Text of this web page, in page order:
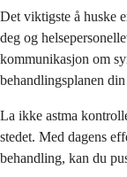
Det viktigste å huske
deg og
kommunikasjon om
behandlingsplanen
La ikke astma
stedet. Med dagens
behandling, kan du